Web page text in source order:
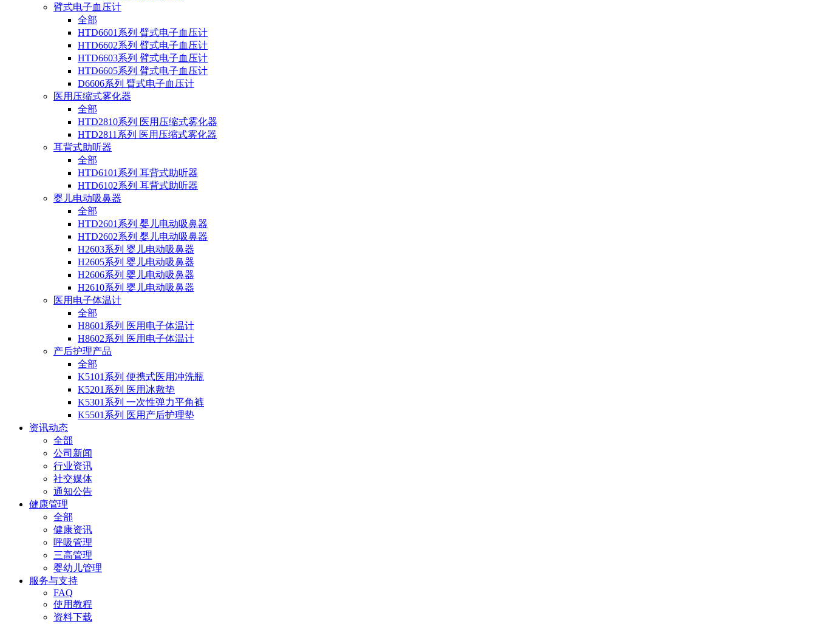
臂式电子血压计
全部
HTD6601系列 臂式电子血压计
HTD6602系列 臂式电子血压计
HTD6603系列 臂式电子血压计
HTD6605系列 臂式电子血压计
D6606系列 臂式电子血压计
医用压缩式雾化器
全部
HTD2810系列 医用压缩式雾化器
HTD2811系列 医用压缩式雾化器
耳背式助听器
全部
HTD6101系列 耳背式助听器
HTD6102系列 耳背式助听器
婴儿电动吸鼻器
全部
HTD2601系列 婴儿电动吸鼻器
HTD2602系列 婴儿电动吸鼻器
H2603系列 婴儿电动吸鼻器
H2605系列 婴儿电动吸鼻器
H2606系列 婴儿电动吸鼻器
H2610系列 婴儿电动吸鼻器
医用电子体温计
全部
H8601系列 医用电子体温计
H8602系列 医用电子体温计
产后护理产品
全部
K5101系列 便携式医用冲洗瓶
K5201系列 医用冰敷垫
K5301系列 一次性弹力平角裤
K5501系列 医用产后护理垫
资讯动态
全部
公司新闻
行业资讯
社交媒体
通知公告
健康管理
全部
健康资讯
呼吸管理
三高管理
婴幼儿管理
服务与支持
FAQ
使用教程
资料下载